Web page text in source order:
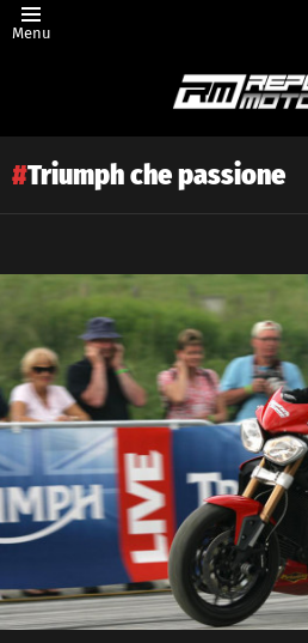
Menu
Triumph che passione
Latest
story